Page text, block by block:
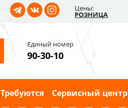
Цены:
РОЗНИЦА
Единый номер
90-30-10
Требуются Сервисный центр